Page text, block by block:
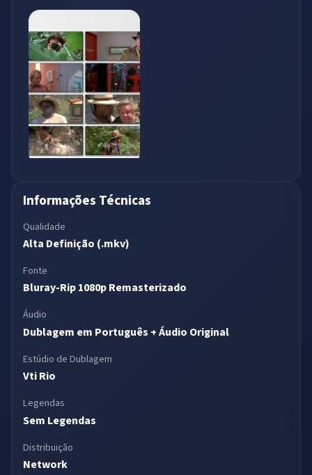
Informações Técnicas
Qualidade
Alta Definição (.mkv)
Fonte
Bluray-Rip 1080p Remasterizado
Áudio
Dublagem em Português + Áudio Original
Estúdio de Dublagem
Vti Rio
Legendas
Sem Legendas
Distribuição
Network